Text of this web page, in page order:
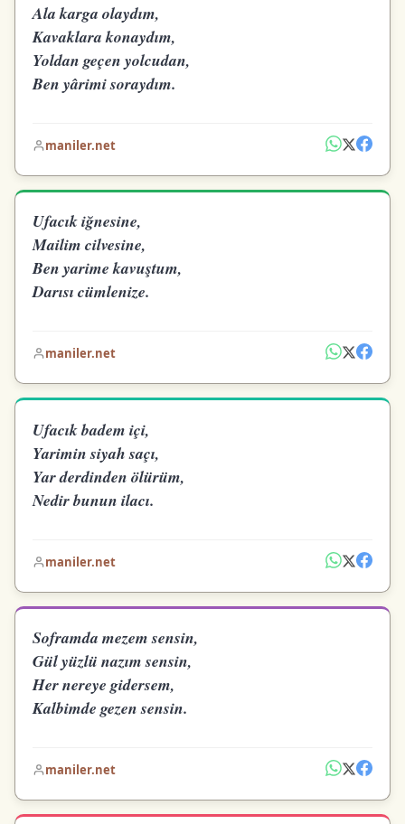
Ala karga olaydım,
Kavaklara konaydım,
Yoldan geçen yolcudan,
Ben yârimi soraydım.
maniler.net
Ufacık iğnesine,
Mailim cilvesine,
Ben yarime kavuştum,
Darısı cümlenize.
maniler.net
Ufacık badem içi,
Yarimin siyah saçı,
Yar derdinden ölürüm,
Nedir bunun ilacı.
maniler.net
Soframda mezem sensin,
Gül yüzlü nazım sensin,
Her nereye gidersem,
Kalbimde gezen sensin.
maniler.net